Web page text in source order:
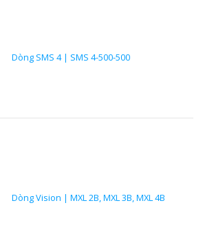
Dòng SMS 4 | SMS 4-500-500
Dòng Vision | MXL 2B, MXL 3B, MXL 4B